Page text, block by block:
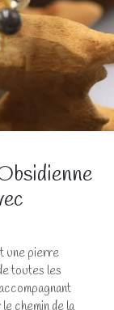
une pierre
toutes les